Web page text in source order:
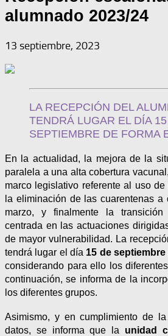
alumnado 2023/24
13 septiembre, 2023
LA RECEPCIÓN DEL
TENDRÁ LUGAR EL DÍA
SEPTIEMBRE DE FORMA
En la actualidad, la mejora de la
paralela a una alta cobertura
marco legislativo referente al uso
la eliminación de las cuarentenas a
marzo, y finalmente la
centrada en las actuaciones
de mayor vulnerabilidad. La
tendrá lugar el día 15 de
considerando para ello los
continuación, se informa de la
los diferentes grupos.
Asimismo, y en cumplimiento de
datos, se informa que la unidad